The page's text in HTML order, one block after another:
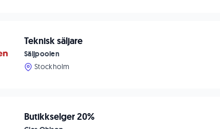
Teknisk säljare
Säljpoolen
Stockholm
Butikkselger 20%